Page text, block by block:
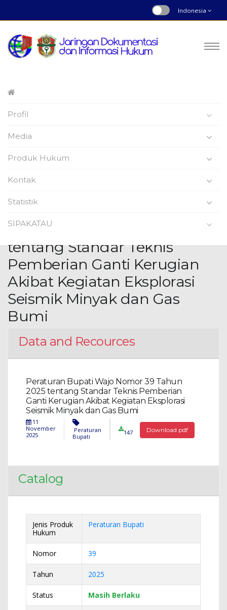
Indonesia
Profil
Media
Produk Hukum
Kontak
Statistik
SIPAKATAU
Nomor : 39 | Tahun 2025
Nomor 39 Tahun 2025
tentang Standar Teknis
Pemberian Ganti Kerugian
Akibat Kegiatan Eksplorasi
Seismik Minyak dan Gas
Bumi
Data and Recources
Peraturan Bupati Wajo Nomor 39 Tahun
2025 tentang Standar Teknis Pemberian
Ganti Kerugian Akibat Kegiatan Eksplorasi
Seismik Minyak dan Gas Bumi
Download pdf
11
November
2025
Peraturan
Bupati
147
Catalog
Jenis Produk
Hukum
Peraturan Bupati
Nomor 39
Tahun 2025
Status Masih Berlaku